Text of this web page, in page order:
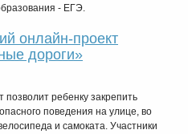
- ЕГЭ.
онлайн-проект
дороги»
позволит ребенку закрепить
поведения на улице, во
и самоката. Участники